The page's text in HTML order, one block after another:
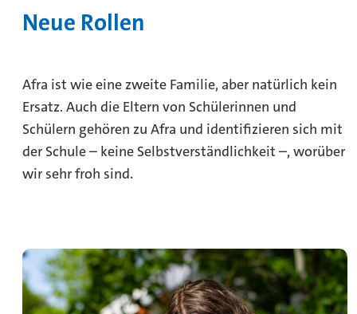
Neue Rollen
Afra ist wie eine zweite Familie, aber natürlich kein
Ersatz. Auch die Eltern von Schülerinnen und
Schülern gehören zu Afra und identifizieren sich mit
der Schule – keine Selbstverständlichkeit –, worüber
wir sehr froh sind.